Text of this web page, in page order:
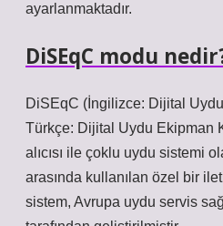
ayarlanmaktadır.
DiSEqC modu
DiSEqC (İngilizce: Dijital
Türkçe: Dijital Uydu Ekipman
alıcısı ile çoklu uydu sistemi
arasında kullanılan özel bir
sistem, Avrupa uydu servis